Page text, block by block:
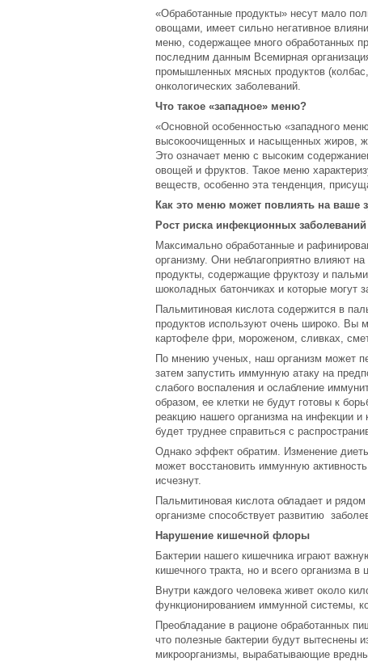
«Обработанные продукты» несут мало
овощами, имеет сильно негативное
меню, содержащее много обработанных
последним данным Всемирная
промышленных мясных продуктов
онкологических заболеваний.
Что такое «западное» меню?
«Основной особенностью «западного
высокоочищенных и насыщенных жиров,
Это означает меню с высоким
овощей и фруктов. Такое меню
веществ, особенно эта тенденция,
Как это меню может повлиять на ваше
Рост риска инфекционных заболеваний
Максимально обработанные и
организму. Они неблагоприятно влияют
продукты, содержащие фруктозу и
шоколадных батончиках и которые могут
Пальмитиновая кислота содержится в
продуктов используют очень широко. Вы
картофеле фри, мороженом, сливках,
По мнению ученых, наш организм может
затем запустить иммунную атаку на
слабого воспаления и ослабление
образом, ее клетки не будут готовы к
реакцию нашего организма на инфекции и
будет труднее справиться с
Однако эффект обратим. Изменение
может восстановить иммунную
исчезнут.
Пальмитиновая кислота обладает и
организме способствует развитию
Нарушение кишечной флоры
Бактерии нашего кишечника играют
кишечного тракта, но и всего организма в
Внутри каждого человека живет около
функционированием иммунной системы,
Преобладание в рационе обработанных
что полезные бактерии будут вытеснены
микроорганизмы, вырабатывающие